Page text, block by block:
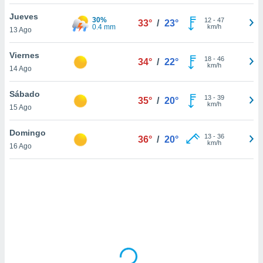
sitio
En
sean
el sitio
ni para
o
Jueves
13 Ago
30%
0.4 mm
33° / 23° 12- 47
km/h
Viernes
14 Ago
34° / 22° 18- 46
km/h
Sábado
15 Ago
35° / 20° 13- 39
km/h
Domingo
16 Ago
36° / 20° 13- 36
km/h